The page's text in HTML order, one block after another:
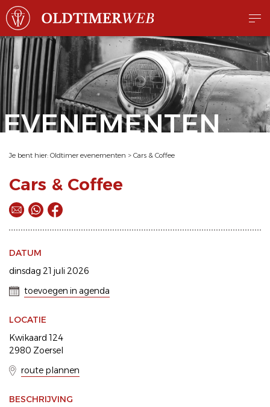
EVENEMENTEN
Je bent hier: Oldtimer evenementen > Cars & Coffee
Cars & Coffee
DATUM
dinsdag 21 juli 2026
toevoegen in agenda
LOCATIE
Kwikaard 124
2980 Zoersel
route plannen
BESCHRIJVING